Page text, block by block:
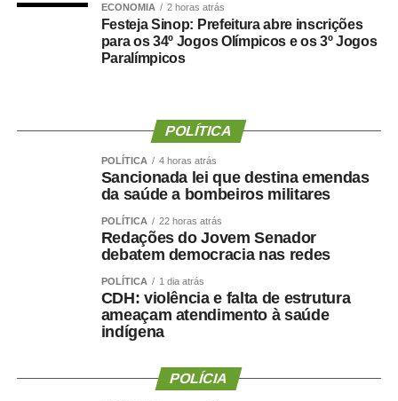
Jogos Paralímpicos de Sinop contarão com disputas de
atletismo, natação, tênis de mesa, xadrez, vôlei de praia e
boliche, nas categorias masculina e feminina.
Gabriel Vasconcelos, destacou que os jogos representam
uma das principais ações de incentivo ao esporte
desenvolvidas pela Prefeitura de Sinop e contribuem
para ampliar a participação da população em atividades
esportivas. “Os Jogos Olímpicos e os Jogos Paralímpicos
de Sinop são eventos tradicionais e muito aguardados
pela comunidade esportiva. A competição oferece
demonstrarem seu potencial, conquistarem resultados e
representarem suas equipes. Além disso, os jogos
incentivam a prática esportiva e fortalecem o esporte
humano”, afirmou.
ECONOMIA 2 horas atrás
Festeja Sinop: Prefeitura abre inscrições
para os 34º Jogos Olímpicos e os 3º Jogos
Paralímpicos
POLÍTICA
POLÍTICA 4 horas atrás
Sancionada lei que destina emendas
da saúde a bombeiros militares
POLÍTICA 22 horas atrás
Redações do Jovem Senador
debatem democracia nas redes
POLÍTICA 1 dia atrás
CDH: violência e falta de estrutura
ameaçam atendimento à saúde
indígena
POLÍCIA